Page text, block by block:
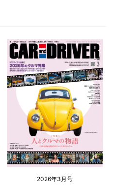
2026年3月号